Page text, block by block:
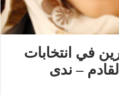
في انتخابات
القادم – ندى